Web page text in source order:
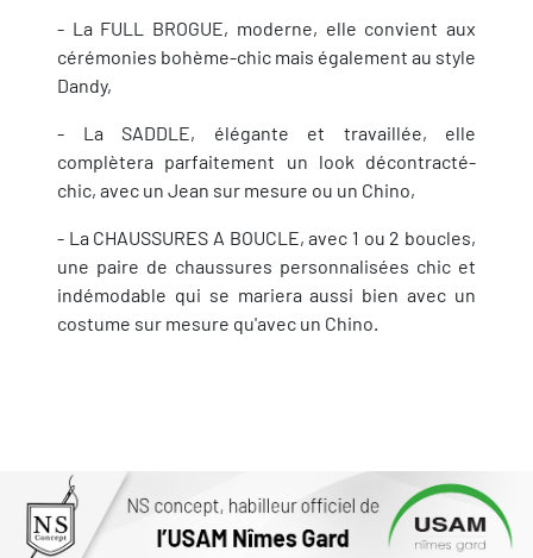
- La FULL BROGUE, moderne, elle convient aux
cérémonies bohème-chic mais également au style
Dandy,
- La SADDLE, élégante et travaillée, elle
complètera parfaitement un look décontracté-
chic, avec un Jean sur mesure ou un Chino,
- La CHAUSSURES A BOUCLE, avec 1 ou 2 boucles,
une paire de chaussures personnalisées chic et
indémodable qui se mariera aussi bien avec un
costume sur mesure qu'avec un Chino.